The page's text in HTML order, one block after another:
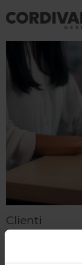
Clienti
Sei alla ricerca
faccia per te
informazioni?